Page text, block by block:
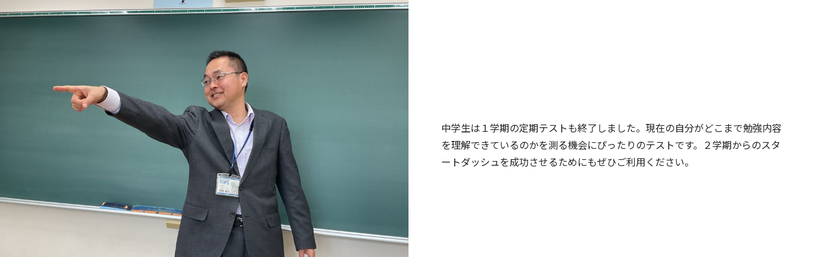
中学生は１学期の定期テストも終了しました。現在の自分がどこまで勉強内容
を理解できているのかを測る機会にぴったりのテストです。２学期からのスタ
ートダッシュを成功させるためにもぜひご利用ください。